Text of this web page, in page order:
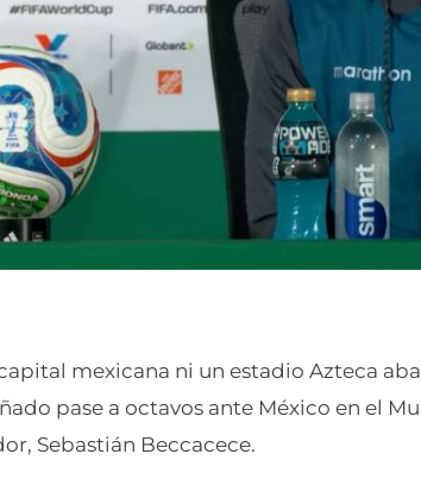
mexicana ni un estadio Azteca
pase a octavos ante México en el
Sebastián Beccacece.